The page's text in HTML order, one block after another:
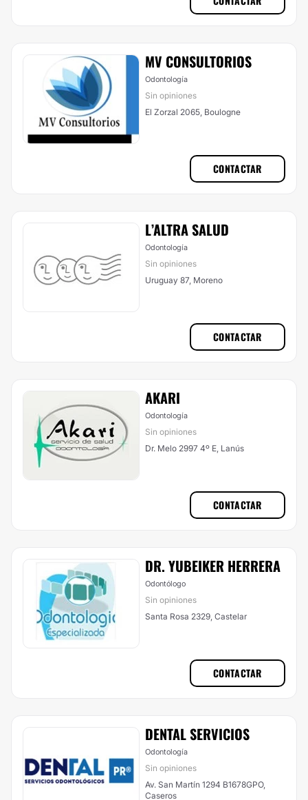
MV CONSULTORIOS
Odontología
Sin opiniones
El Zorzal 2065, Boulogne
CONTACTAR
L’ALTRA SALUD
Odontología
Sin opiniones
Uruguay 87, Moreno
CONTACTAR
AKARI
Odontología
Sin opiniones
Dr. Melo 2997 4º E, Lanús
CONTACTAR
DR. YUBEIKER HERRERA
Odontólogo
Sin opiniones
Santa Rosa 2329, Castelar
CONTACTAR
DENTAL SERVICIOS
Odontología
Sin opiniones
Av. San Martín 1294 B1678GPO,
Caseros